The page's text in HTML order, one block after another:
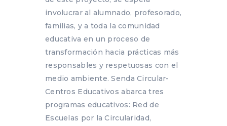
involucrar al alumnado, profesorado,
familias, y a toda la comunidad
educativa en un proceso de
transformación hacia prácticas más
responsables y respetuosas con el
medio ambiente. Senda Circular-
Centros Educativos abarca tres
programas educativos: Red de
Escuelas por la Circularidad,